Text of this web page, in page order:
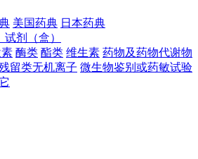
美国药典 日本药典
剂（盒）
酶类 酯类 维生素 药物及药物代谢物
留类无机离子 微生物鉴别或药敏试验